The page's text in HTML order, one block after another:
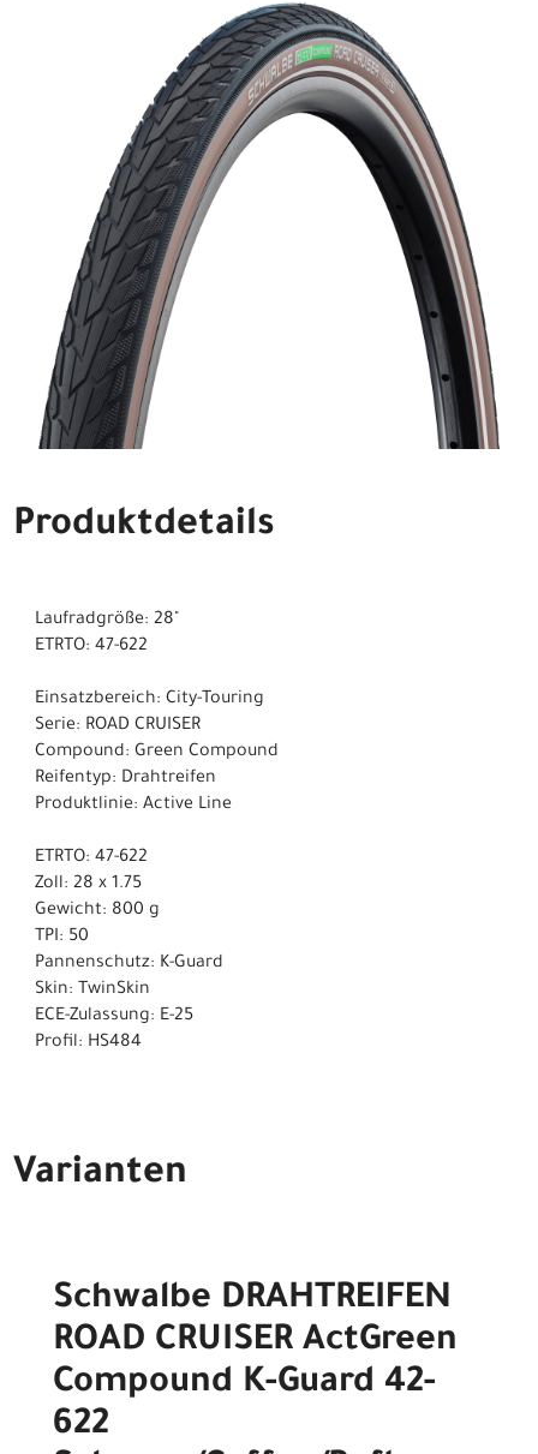
Produktdetails
Laufradgröße: 28"
ETRTO: 47-622
Einsatzbereich: City-Touring
Serie: ROAD CRUISER
Compound: Green Compound
Reifentyp: Drahtreifen
Produktlinie: Active Line
ETRTO: 47-622
Zoll: 28 x 1.75
Gewicht: 800 g
TPI: 50
Pannenschutz: K-Guard
Skin: TwinSkin
ECE-Zulassung: E-25
Profil: HS484
Varianten
Schwalbe DRAHTREIFEN
ROAD CRUISER ActGreen
Compound K-Guard 42-
622